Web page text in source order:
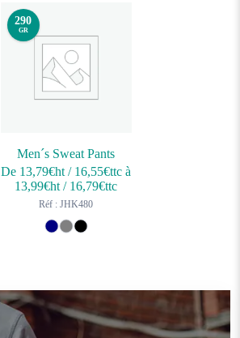
290
GR
Men´s Sweat Pants
De 13,79€ht / 16,55€ttc à
13,99€ht / 16,79€ttc
Réf : JHK480